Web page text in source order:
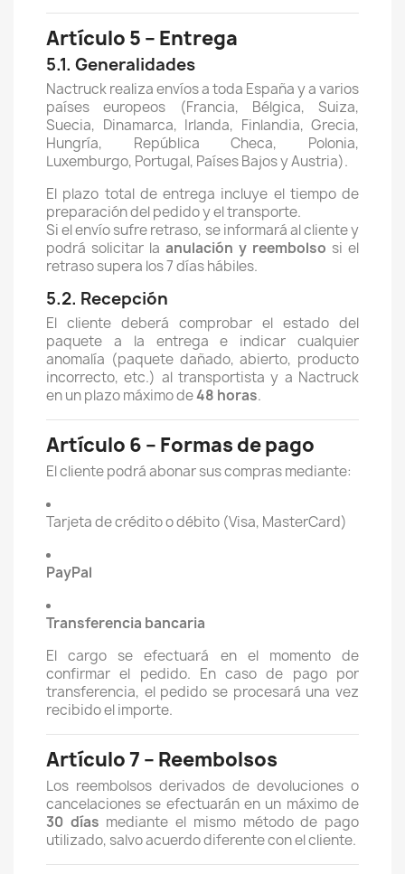
Artículo 5 – Entrega
5.1. Generalidades
Nactruck realiza envíos a toda España y a varios
países europeos (Francia, Bélgica, Suiza,
Suecia, Dinamarca, Irlanda, Finlandia, Grecia,
Hungría, República Checa, Polonia,
Luxemburgo, Portugal, Países Bajos y Austria).
El plazo total de entrega incluye el tiempo de
preparación del pedido y el transporte.
Si el envío sufre retraso, se informará al cliente y
podrá solicitar la anulación y reembolso si el
retraso supera los 7 días hábiles.
5.2. Recepción
El cliente deberá comprobar el estado del
paquete a la entrega e indicar cualquier
anomalía (paquete dañado, abierto, producto
incorrecto, etc.) al transportista y a Nactruck
en un plazo máximo de48 horas.
Artículo 6 – Formas de pago
El cliente podrá abonar sus compras mediante:
Tarjeta de crédito o débito (Visa, MasterCard)
PayPal
Transferencia bancaria
El cargo se efectuará en el momento de
confirmar el pedido. En caso de pago por
transferencia, el pedido se procesará una vez
recibido el importe.
Artículo 7 – Reembolsos
Los reembolsos derivados de devoluciones o
cancelaciones se efectuarán en un máximo de
30 días mediante el mismo método de pago
utilizado, salvo acuerdo diferente con el cliente.